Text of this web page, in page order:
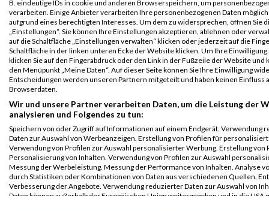
B2Run
Nürnberg
Einzelwertung
weiblich
7728 Julia Aubreville 0000 GER
IHK
FOSA
B2Run
Nürnberg
Teamwertung
7728 Julia Aubreville 0000 GER
IHK
FOSA
B2Run
Nürnberg
Teamwertung
weiblich
7728 Julia Aubreville
FOSA
Legende:
GPos = Geschlechter Position, KPos = Kategorie Position, TPos =
Team Position, DNS = Did not start, DNF = Did not finish, DQ =
B. eindeutige IDs in cookie und anderen Browserspeichern, um
verarbeiten. Einige Anbieter verarbeiten Ihre personenbezogenen Daten
aufgrund eines berechtigten Interesses. Um dem zu widersprechen, öffnen Sie
„Einstellungen“. Sie können Ihre Einstellungen akzeptieren, ablehnen oder
auf die Schaltfläche „Einstellungen verwalten“ klicken oder jederzeit auf die
Schaltfläche in der linken unteren Ecke der Website klicken. Um Ihre
klicken Sie auf den Fingerabdruck oder den Link in der Fußzeile der Website und
den Menüpunkt „Meine Daten“. Auf dieser Seite können Sie Ihre Einwilligung
Entscheidungen werden unseren Partnern mitgeteilt und haben keinen Einfluss
Browserdaten.
Wir und unsere Partner verarbeiten Daten, um die Leistung der
analysieren und Folgendes zu tun:
Speichern von oder Zugriff auf Informationen auf einem Endgerät. Verwendung
Daten zur Auswahl von Werbeanzeigen. Erstellung von Profilen für
Verwendung von Profilen zur Auswahl personalisierter Werbung. Erstellung von
Personalisierung von Inhalten. Verwendung von Profilen zur Auswahl
Messung der Werbeleistung. Messung der Performance von Inhalten. Analyse
durch Statistiken oder Kombinationen von Daten aus verschiedenen Quellen.
Verbesserung der Angebote. Verwendung reduzierter Daten zur Auswahl von
Daten können außerhalb der Europäischen Union weitergegeben und in die USA